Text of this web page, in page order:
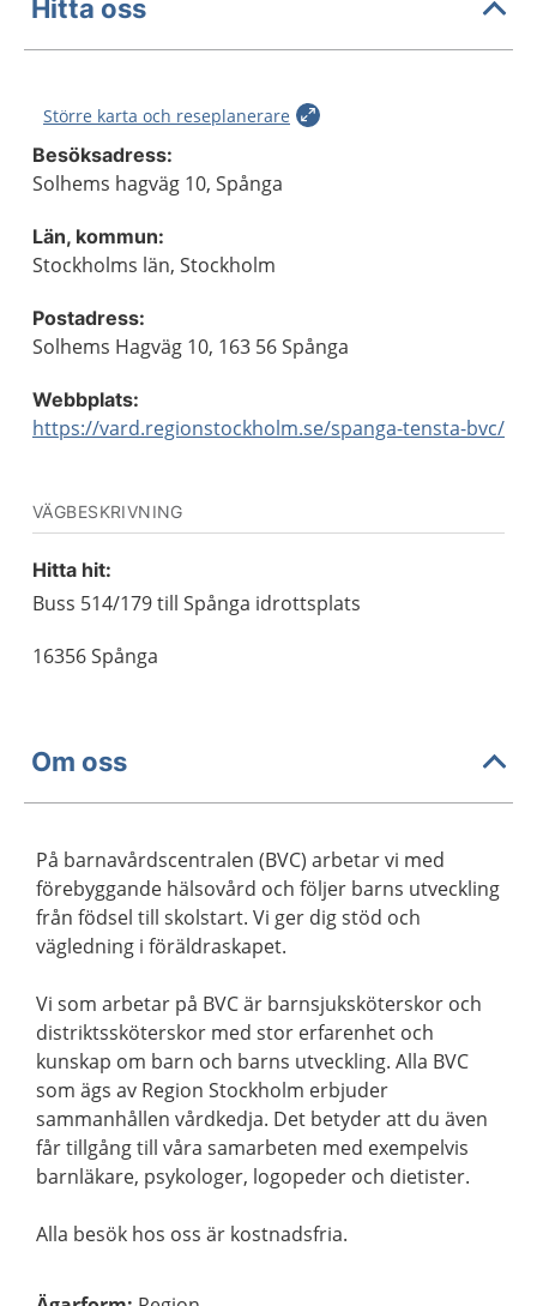
Hitta oss
Större karta och reseplanerare
Besöksadress:
Solhems hagväg 10, Spånga
Län, kommun:
Stockholms län, Stockholm
Postadress:
Solhems Hagväg 10, 163 56 Spånga
Webbplats:
https://vard.regionstockholm.se/spanga-tensta-bvc/
VÄGBESKRIVNING
Hitta hit:
Buss 514/179 till Spånga idrottsplats
16356 Spånga
Om oss
På barnavårdscentralen (BVC) arbetar vi med
förebyggande hälsovård och följer barns utveckling
från födsel till skolstart. Vi ger dig stöd och
vägledning i föräldraskapet.
Vi som arbetar på BVC är barnsjuksköterskor och
distriktssköterskor med stor erfarenhet och
kunskap om barn och barns utveckling. Alla BVC
som ägs av Region Stockholm erbjuder
sammanhållen vårdkedja. Det betyder att du även
får tillgång till våra samarbeten med exempelvis
barnläkare, psykologer, logopeder och dietister.
Alla besök hos oss är kostnadsfria.